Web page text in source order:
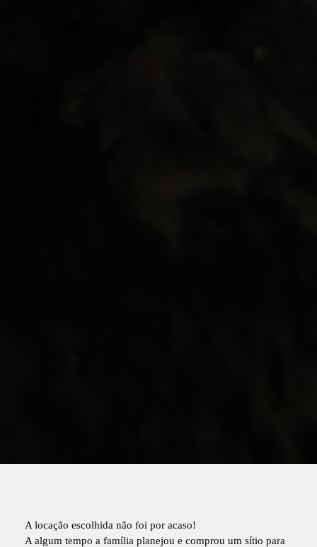
A locação escolhida não foi por acaso!
A algum tempo a família planejou e comprou um sítio para